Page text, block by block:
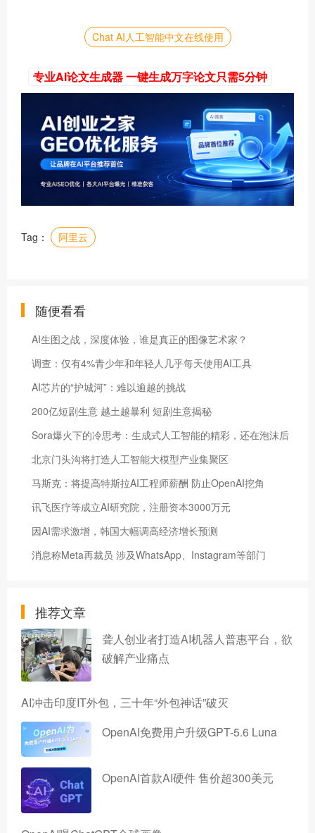
Chat AI人工智能中文在线使用
专业AI论文生成器 一键生成万字论文只需5分钟
Tag： 阿里云
随便看看
AI生图之战，深度体验，谁是真正的图像艺术家？
调查：仅有4%青少年和年轻人几乎每天使用AI工具
AI芯片的“护城河”：难以逾越的挑战
200亿短剧生意 越土越暴利 短剧生意揭秘
Sora爆火下的冷思考：生成式人工智能的精彩，还在泡沫后
北京门头沟将打造人工智能大模型产业集聚区
马斯克：将提高特斯拉AI工程师薪酬 防止OpenAI挖角
讯飞医疗等成立AI研究院，注册资本3000万元
因AI需求激增，韩国大幅调高经济增长预测
消息称Meta再裁员 涉及WhatsApp、Instagram等部门
推荐文章
聋人创业者打造AI机器人普惠平台，欲
破解产业痛点
AI冲击印度IT外包，三十年“外包神话”破灭
OpenAI免费用户升级GPT-5.6 Luna
OpenAI首款AI硬件 售价超300美元